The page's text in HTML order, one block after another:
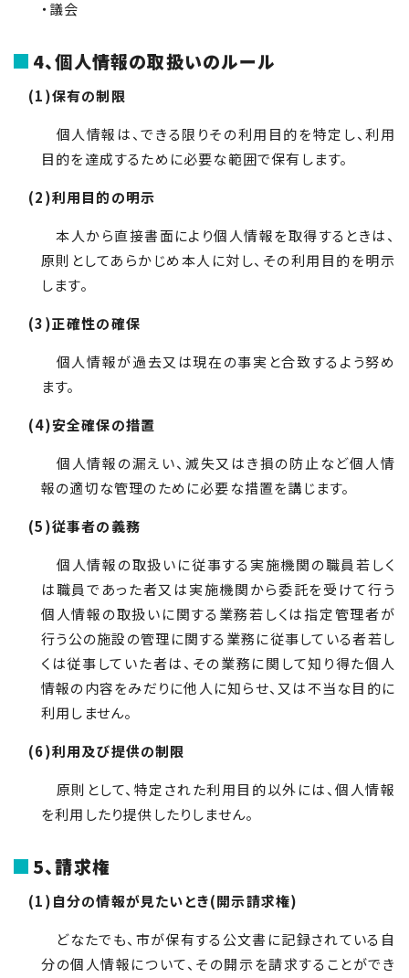
・議会
4、個人情報の取扱いのルール
(1)保有の制限
個人情報は、できる限りその利用目的を特定し、利用
目的を達成するために必要な範囲で保有します。
(2)利用目的の明示
本人から直接書面により個人情報を取得するときは、
原則としてあらかじめ本人に対し、その利用目的を明示
します。
(3)正確性の確保
個人情報が過去又は現在の事実と合致するよう努め
ます。
(4)安全確保の措置
個人情報の漏えい、滅失又はき損の防止など個人情
報の適切な管理のために必要な措置を講じます。
(5)従事者の義務
個人情報の取扱いに従事する実施機関の職員若しく
は職員であった者又は実施機関から委託を受けて行う
個人情報の取扱いに関する業務若しくは指定管理者が
行う公の施設の管理に関する業務に従事している者若し
くは従事していた者は、その業務に関して知り得た個人
情報の内容をみだりに他人に知らせ、又は不当な目的に
利用しません。
(6)利用及び提供の制限
原則として、特定された利用目的以外には、個人情報
を利用したり提供したりしません。
5、請求権
(1)自分の情報が見たいとき(開示請求権)
どなたでも、市が保有する公文書に記録されている自
分の個人情報について、その開示を請求することができ